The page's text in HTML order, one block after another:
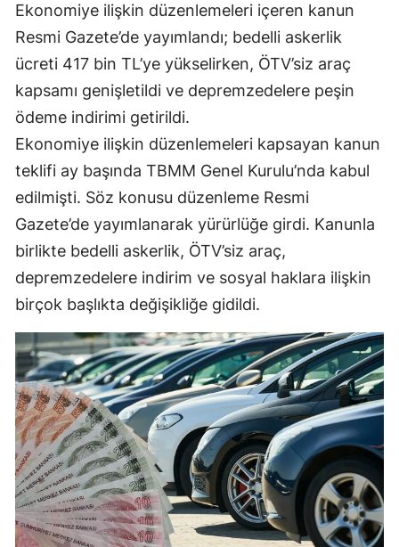
Erzurum
Eskişehir
Gaziantep
Gümüşhane
Hakkari
Hatay
Isparta
İstanbul
İzmir
Kars
Kastamonu
Kayseri
Kırklareli
Ekonomiye ilişkin düzenlemeleri içeren kanun
Resmi Gazete’de yayımlandı; bedelli askerlik
ücreti 417 bin TL’ye yükselirken, ÖTV’siz araç
kapsamı genişletildi ve depremzedelere peşin
ödeme indirimi getirildi.
Ekonomiye ilişkin düzenlemeleri kapsayan kanun
teklifi ay başında TBMM Genel Kurulu’nda kabul
edilmişti. Söz konusu düzenleme Resmi
Gazete’de yayımlanarak yürürlüğe girdi. Kanunla
birlikte bedelli askerlik, ÖTV’siz araç,
depremzedelere indirim ve sosyal haklara ilişkin
birçok başlıkta değişikliğe gidildi.